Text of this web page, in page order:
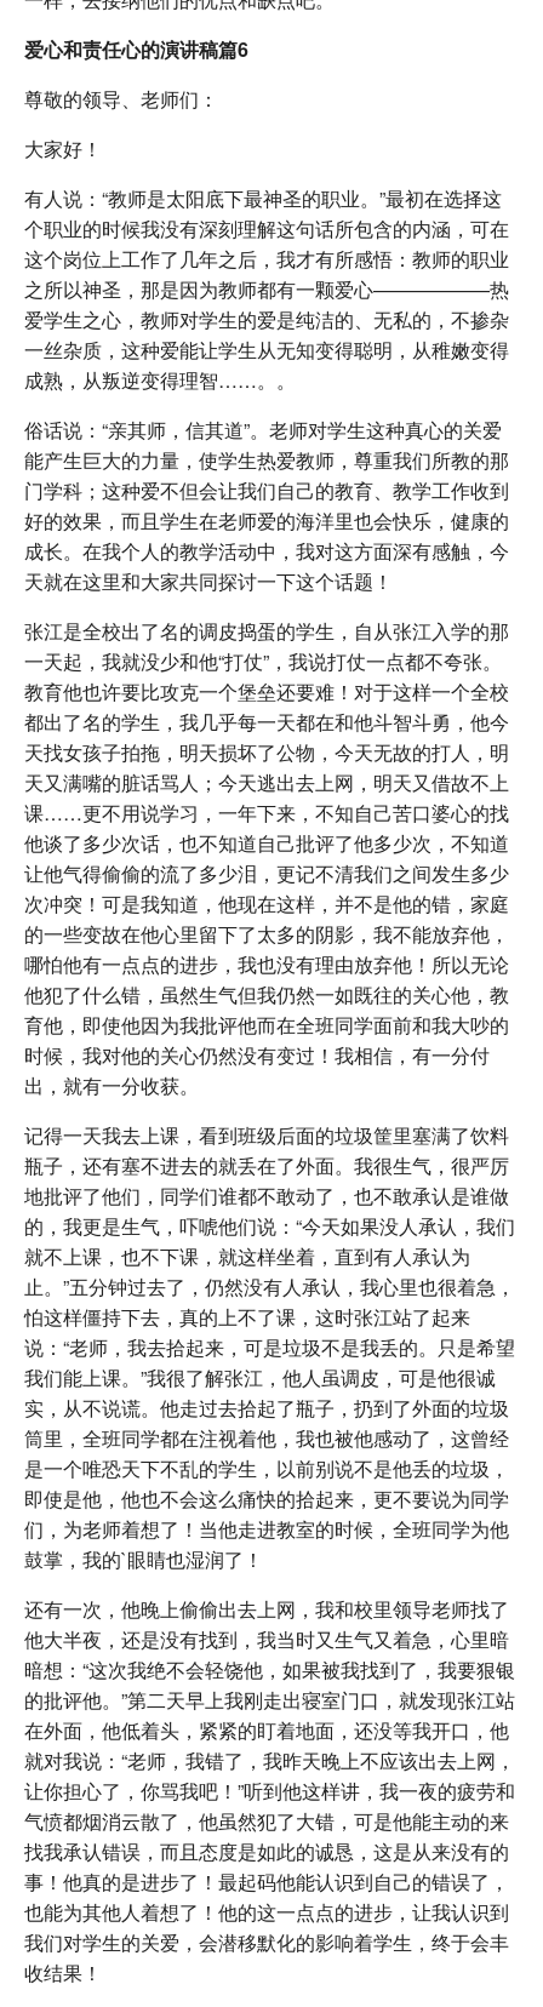
爱心和责任心的演讲稿篇6
尊敬的领导、老师们：
大家好！
有人说：“教师是太阳底下最神圣的职业。”最初在选择这
个职业的时候我没有深刻理解这句话所包含的内涵，可在
这个岗位上工作了几年之后，我才有所感悟：教师的职业
之所以神圣，那是因为教师都有一颗爱心——————热
爱学生之心，教师对学生的爱是纯洁的、无私的，不掺杂
一丝杂质，这种爱能让学生从无知变得聪明，从稚嫩变得
成熟，从叛逆变得理智……。。
俗话说：“亲其师，信其道”。老师对学生这种真心的关爱
能产生巨大的力量，使学生热爱教师，尊重我们所教的那
门学科；这种爱不但会让我们自己的教育、教学工作收到
好的效果，而且学生在老师爱的海洋里也会快乐，健康的
成长。在我个人的教学活动中，我对这方面深有感触，今
天就在这里和大家共同探讨一下这个话题！
张江是全校出了名的调皮捣蛋的学生，自从张江入学的那
一天起，我就没少和他“打仗”，我说打仗一点都不夸张。
教育他也许要比攻克一个堡垒还要难！对于这样一个全校
都出了名的学生，我几乎每一天都在和他斗智斗勇，他今
天找女孩子拍拖，明天损坏了公物，今天无故的打人，明
天又满嘴的脏话骂人；今天逃出去上网，明天又借故不上
课……更不用说学习，一年下来，不知自己苦口婆心的找
他谈了多少次话，也不知道自己批评了他多少次，不知道
让他气得偷偷的流了多少泪，更记不清我们之间发生多少
次冲突！可是我知道，他现在这样，并不是他的错，家庭
的一些变故在他心里留下了太多的阴影，我不能放弃他，
哪怕他有一点点的进步，我也没有理由放弃他！所以无论
他犯了什么错，虽然生气但我仍然一如既往的关心他，教
育他，即使他因为我批评他而在全班同学面前和我大吵的
时候，我对他的关心仍然没有变过！我相信，有一分付
出，就有一分收获。
记得一天我去上课，看到班级后面的垃圾筐里塞满了饮料
瓶子，还有塞不进去的就丢在了外面。我很生气，很严厉
地批评了他们，同学们谁都不敢动了，也不敢承认是谁做
的，我更是生气，吓唬他们说：“今天如果没人承认，我们
就不上课，也不下课，就这样坐着，直到有人承认为
止。”五分钟过去了，仍然没有人承认，我心里也很着急，
怕这样僵持下去，真的上不了课，这时张江站了起来
说：“老师，我去拾起来，可是垃圾不是我丢的。只是希望
我们能上课。”我很了解张江，他人虽调皮，可是他很诚
实，从不说谎。他走过去拾起了瓶子，扔到了外面的垃圾
筒里，全班同学都在注视着他，我也被他感动了，这曾经
是一个唯恐天下不乱的学生，以前别说不是他丢的垃圾，
即使是他，他也不会这么痛快的拾起来，更不要说为同学
们，为老师着想了！当他走进教室的时候，全班同学为他
鼓掌，我的`眼睛也湿润了！
还有一次，他晚上偷偷出去上网，我和校里领导老师找了
他大半夜，还是没有找到，我当时又生气又着急，心里暗
暗想：“这次我绝不会轻饶他，如果被我找到了，我要狠银
的批评他。”第二天早上我刚走出寝室门口，就发现张江站
在外面，他低着头，紧紧的盯着地面，还没等我开口，他
就对我说：“老师，我错了，我昨天晚上不应该出去上网，
让你担心了，你骂我吧！”听到他这样讲，我一夜的疲劳和
气愤都烟消云散了，他虽然犯了大错，可是他能主动的来
找我承认错误，而且态度是如此的诚恳，这是从来没有的
事！他真的是进步了！最起码他能认识到自己的错误了，
也能为其他人着想了！他的这一点点的进步，让我认识到
我们对学生的关爱，会潜移默化的影响着学生，终于会丰
收结果！